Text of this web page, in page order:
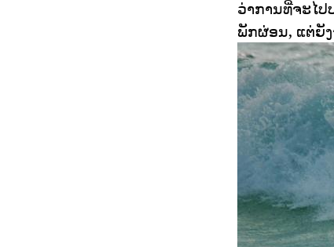
ວ່າການທີ່ຈະໄ
ພັກຜ່ອນ, ແຕ່ຍັ